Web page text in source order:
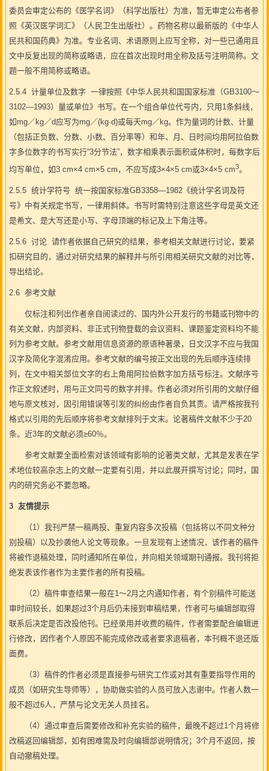
委员会审定公布的《医学名词》（科学出版社）为准，暂无审定公布者参
照《英汉医学词汇》（人民卫生出版社）。药物名称以最新版的《中华人
民共和国药典》为准。专业名词、术语原则上应写全称，对一些已通用且
文中反复出现的简称或略语，应在首次出现时用全称及括号注明简称。文
题一般不用简称或略语。
2.5.4 计量单位及数字 一律按照《中华人民共和国国家标准（GB3100～
3102—1993）量或单位》书写。在一个组合单位代号内，只用1条斜线，
如mg／kg／d应写为mg／(kg·d)或每天mg／kg。作为量词的计数、计量
（包括正负数、分数、小数、百分率等）和年、月、日时间均用阿拉伯数
字多位数字的书写实行“3分节法”，数字相乘表示面积或体积时，每数字后
均写单位，如3 cm×4 cm×5 cm，不应写成3×4×5 cm或3×4×5 cm3。
2.5.5 统计学符号 统一按国家标准GB3358—1982《统计学名词及符
号》中有关规定书写，一律用斜体。书写时需特别注意这些字母是英文还
是希文、是大写还是小写、字母顶端的标记及上下角注等。
2.5.6 讨论 请作者依据自己研究的结果，参考相关文献进行讨论，要紧
扣研究目的，通过对研究结果的解释并与所引用相关研究文献的对比等，
导出结论。
2.6 参考文献
仅标注和列出作者亲自阅读过的、国内外公开发行的书籍或刊物中的
有关文献，内部资料、非正式刊物登载的会议资料、课题鉴定资料均不能
列为参考文献。参考文献用信息资源的原语种著录，日文汉字不应与我国
汉字及简化字混淆应用。参考文献的编号按正文出现的先后顺序连续排
列，在文中相关部位文字的右上角用阿拉伯数字加方括号标注。文献序号
作正文叙述时，用与正文同号的数字并排。作者必须对所引用的文献仔细
地与原文核对，因引用错误等引发的纠纷由作者自负其责。请严格按我刊
格式以引用的先后顺序将参考文献排列于文末。论著稿件文献不少于20
条。近3年的文献必须≥60％。
参考文献要全面检索对该领域有影响的论著类文献，尤其是发表在学
术地位较高杂志上的文献一定要有引用，并以此展开撰写讨论；同时，国
内的研究务必不要忽略。
3 友情提示
（1）我刊严禁一稿两投、重复内容多次投稿（包括将以不同文种分
别投稿）以及抄袭他人论文等现象。一旦发现有上述情况，该作者的稿件
将被作退稿处理，同时通知所在单位，并向相关领域期刊通报。我刊将拒
绝发表该作者作为主要作者的所有投稿。
（2）稿件审查结果一般在1～2月之内通知作者，有个别稿件可能送
审时间较长，如果超过3个月后仍未接到审稿结果，作者可与编辑部取得
联系后决定是否改投他刊。已经录用并收费的稿件，作者需要配合编辑进
行修改，因作者个人原因不能完成修改或者要求退稿者，本刊概不退还版
面费。
（3）稿件的作者必须是直接参与研究工作或对其有重要指导作用的
成员（如研究生导师等），协助做实验的人员可放入志谢中。作者人数一
般不超过6人，严禁与论文无关人员挂名。
（4）通过审查后需要修改和补充实验的稿件，最晚不超过1个月将修
改稿返回编辑部，如有困难需及时向编辑部说明情况；3个月不返回，按
自动撤稿处理。